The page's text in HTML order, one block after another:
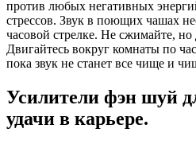
против любых негативных
стрессов. Звук в поющих чашах
часовой стрелке. Не сжимайте, но
Двигайтесь вокруг комнаты по
пока звук не станет все чище и
Усилители фэн шуй
удачи в карьере.